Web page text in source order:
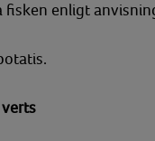
fisken enligt